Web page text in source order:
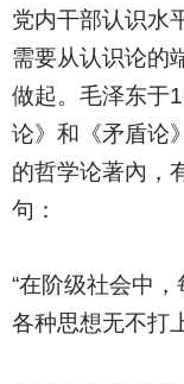
党内干部认识水
需要从认识论的
做起。毛泽东于
论》和《矛盾论
的哲学论著內，
句：
“在阶级社会中
各种思想无不打